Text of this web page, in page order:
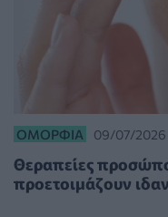
ΟΜΟΡΦΙΆ 09/07/2026
Θεραπείες
προετοιμάζουν